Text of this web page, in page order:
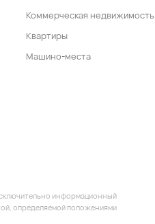
Коммерческая недвижимость
Квартиры
Машино-места
информационный
определяемой положениями